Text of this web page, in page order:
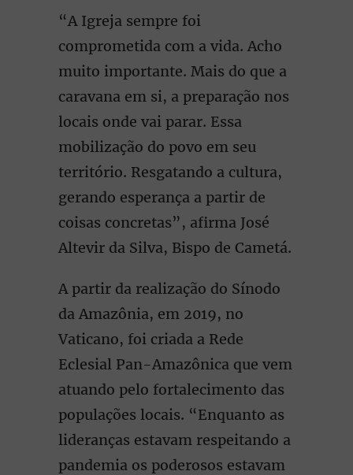
“A Igreja sempre foi
comprometida com a vida. Acho
muito importante. Mais do que a
caravana em si, a preparação nos
locais onde vai parar. Essa
mobilização do povo em seu
território. Resgatando a cultura,
gerando esperança a partir de
coisas concretas”, afirma José
Altevir da Silva, Bispo de Cametá.
A partir da realização do Sínodo
da Amazônia, em 2019, no
Vaticano, foi criada a Rede
Eclesial Pan-Amazônica que vem
atuando pelo fortalecimento das
populações locais. “Enquanto as
lideranças estavam respeitando a
pandemia os poderosos estavam